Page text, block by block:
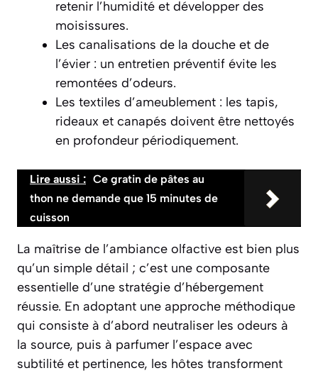
retenir l’humidité et développer des
moisissures.
Les canalisations de la douche et de
l’évier : un entretien préventif évite les
remontées d’odeurs.
Les textiles d’ameublement : les tapis,
rideaux et canapés doivent être nettoyés
en profondeur périodiquement.
Lire aussi : Ce gratin de pâtes au
thon ne demande que 15 minutes de
cuisson
La maîtrise de l’ambiance olfactive est bien plus
qu’un simple détail ; c’est une composante
essentielle d’une stratégie d’hébergement
réussie. En adoptant une approche méthodique
qui consiste à d’abord neutraliser les odeurs à
la source, puis à parfumer l’espace avec
subtilité et pertinence, les hôtes transforment